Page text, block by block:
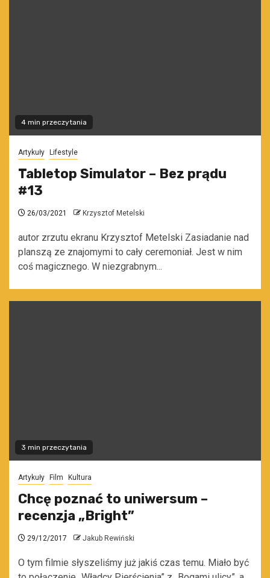
4 min przeczytania
Artykuły Lifestyle
Tabletop Simulator – Bez prądu
#13
26/03/2021 Krzysztof Metelski
autor zrzutu ekranu Krzysztof Metelski Zasiadanie nad
planszą ze znajomymi to cały ceremoniał. Jest w nim
coś magicznego. W niezgrabnym...
3 min przeczytania
Artykuły Film Kultura
Chcę poznać to uniwersum –
recenzja „Bright”
29/12/2017 Jakub Rewiński
O tym filmie słyszeliśmy już jakiś czas temu. Miało być